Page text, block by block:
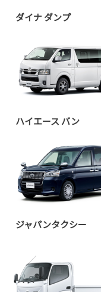
ダイナ ダンプ
ハイエース バン
ジャパンタクシー